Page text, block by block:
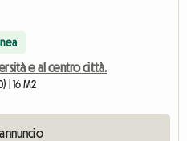
e al centro città.
| 16 M2